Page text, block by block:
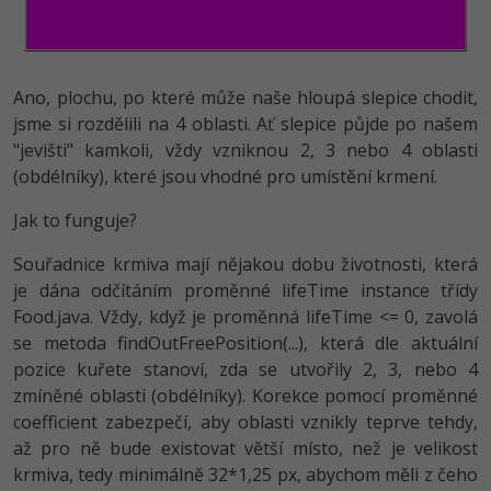
Ano, plochu, po které může naše hloupá slepice chodit,
jsme si rozdělili na 4 oblasti. Ať slepice půjde po našem
"jevišti" kamkoli, vždy vzniknou 2, 3 nebo 4 oblasti
(obdélníky), které jsou vhodné pro umístění krmení.
Jak to funguje?
Souřadnice krmiva mají nějakou dobu životnosti, která
je dána odčítáním proměnné lifeTime instance třídy
Food.java. Vždy, když je proměnná lifeTime <= 0, zavolá
se metoda findOutFreePo­sition(...), která dle aktuální
pozice kuřete stanoví, zda se utvořily 2, 3, nebo 4
zmíněné oblasti (obdélníky). Korekce pomocí proměnné
coefficient zabezpečí, aby oblasti vznikly teprve tehdy,
až pro ně bude existovat větší místo, než je velikost
krmiva, tedy minimálně 32*1,25 px, abychom měli z čeho